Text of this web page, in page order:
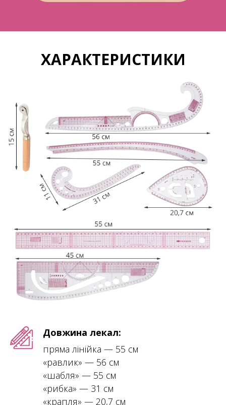
ХАРАКТЕРИСТИКИ
Довжина лекал:
пряма лінійка — 55 см
«равлик» — 56 см
«шабля» — 55 см
«рибка» — 31 см
«крапля» — 20,7 см